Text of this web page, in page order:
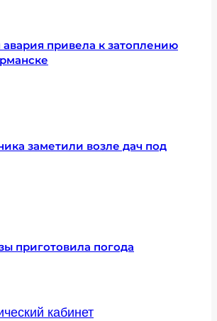
привела к затоплению
заметили возле дач под
приготовила погода